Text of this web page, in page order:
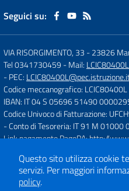
Seguici su:
VIA RISORGIMENTO, 33 -23826
Tel 0341730459 - Mail:
- PEC:
Codice meccanografico: LCIC80400L
IBAN: IT 04 S 05696 51490
Codice Univoco di Fatturazione:
- Conto di Tesoreria: IT 91 M
Link pagamento PagoPA:http://
Questo sito utilizza cookie
servizi. Per maggiori
policy.